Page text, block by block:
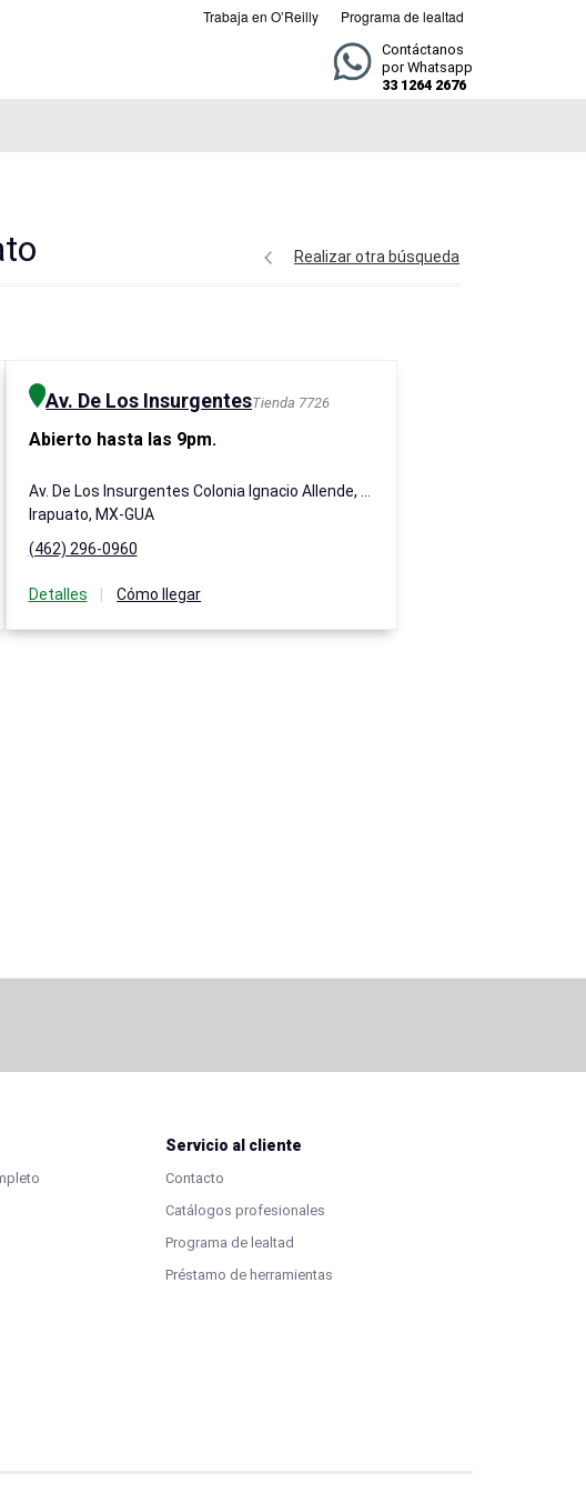
Trabaja en O’Reilly Programa de lealtad
Contáctanos
por Whatsapp
33 1264 2676
Realizar otra búsqueda
Av. De Los InsurgentesTienda 7726
Abierto hasta las 9pm.
Irapuato, MX-GUA
(462) 296-0960
Detalles Cómo llegar
Servicio al cliente
Contacto
Catálogos profesionales
Programa de lealtad
Préstamo de herramientas